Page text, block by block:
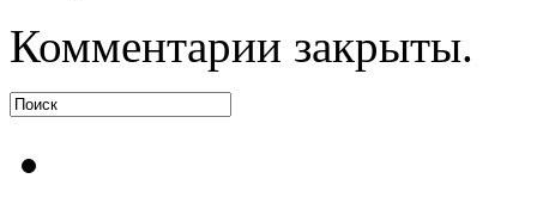
Комментарии закрыты.